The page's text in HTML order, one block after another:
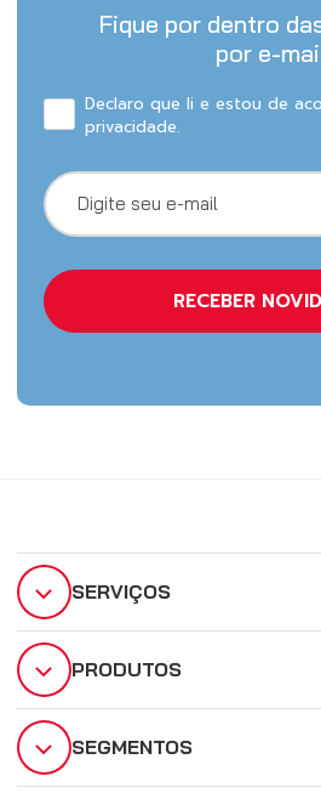
Fique por dentro
por e-
Declaro que li e estou de
privacidade.
SERVIÇOS
PRODUTOS
SEGMENTOS